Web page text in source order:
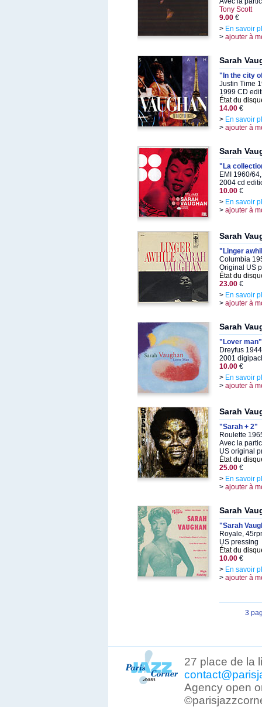
Tony Scott
9.00 €
> En savoir
> ajouter à
Sarah
"In the city
Justin Time
1999 CD
État du
14.00 €
> En savoir
> ajouter à
Sarah
"La
EMI 1960/
2004 cd
10.00 €
> En savoir
> ajouter à
Sarah
"Linger
Columbia
Original US
État du
23.00 €
> En savoir
> ajouter à
Sarah
"Lover man"
Dreyfus
2001
10.00 €
> En savoir
> ajouter à
Sarah
"Sarah + 2"
Roulette
Avec la
US original
État du
25.00 €
> En savoir
> ajouter à
Sarah
"Sarah
Royale,
US pressing
État du
10.00 €
> En savoir
> ajouter à
3
27 place de la
Agency open